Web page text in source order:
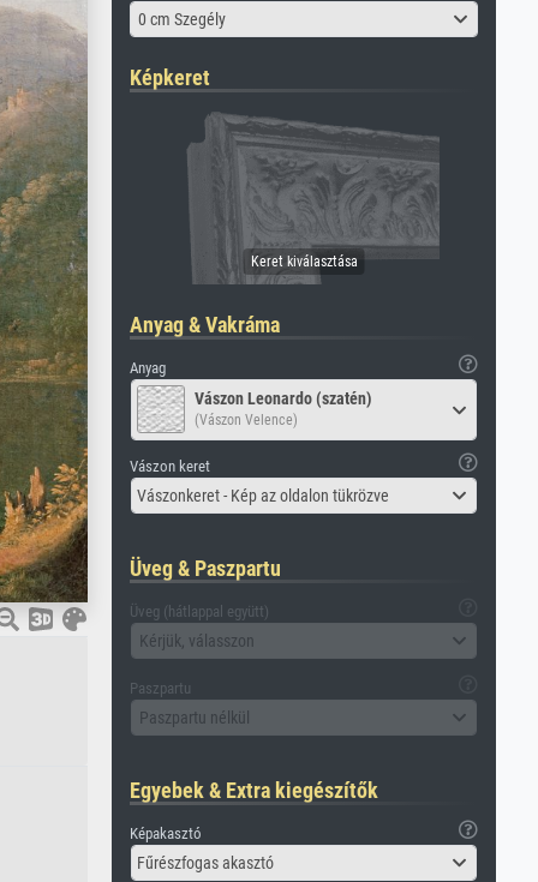
0 cm Szegély
Képkeret
Anyag & Vakráma
Anyag
Vászon Leonardo (szatén)
(Vászon Velence)
Vászon keret
Vászonkeret - Kép az oldalon tükrözve
Üveg & Paszpartu
Üveg (hátlappal együtt)
Kérjük, válasszon
Paszpartu
Paszpartu nélkül
Egyebek & Extra kiegészítők
Képakasztó
Fűrészfogas akasztó